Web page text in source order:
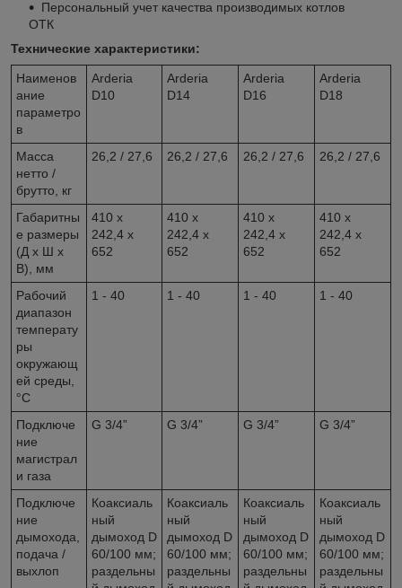
Персональный учет качества производимых котлов
ОТК
Технические характеристики:
Наименов
ание
параметро
в
Arderia
D10
Arderia
D14
Arderia
D16
Arderia
D18
Масса
нетто /
брутто, кг
26,2 / 27,6 26,2 / 27,6 26,2 / 27,6 26,2 / 27,6
Габаритны
е размеры
(Д х Ш х
В), мм
410 х
242,4 х
652
410 х
242,4 х
652
410 х
242,4 х
652
410 х
242,4 х
652
Рабочий
диапазон
температу
ры
окружающ
ей среды,
°C
1 - 40 1 - 40 1 - 40 1 - 40
Подключе
ние
магистрал
и газа
G 3/4” G 3/4” G 3/4” G 3/4”
Подключе
ние
дымохода,
подача /
выхлоп
Коаксиаль
ный
дымоход D
60/100 мм;
раздельны
Коаксиаль
ный
дымоход D
60/100 мм;
раздельны
Коаксиаль
ный
дымоход D
60/100 мм;
раздельны
Коаксиаль
ный
дымоход D
60/100 мм;
раздельны